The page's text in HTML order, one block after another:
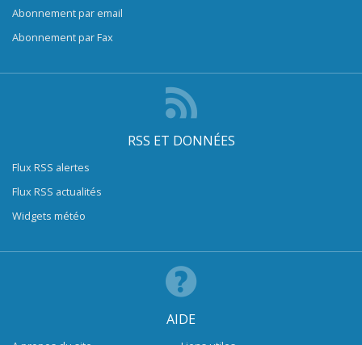
Abonnement par email
Abonnement par Fax
RSS ET DONNÉES
Flux RSS alertes
Flux RSS actualités
Widgets météo
AIDE